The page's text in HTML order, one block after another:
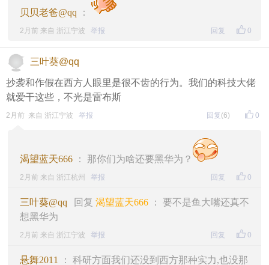
贝贝老爸@qq ：
0
2月前 来自 浙江宁波 举报 回复
三叶葵@qq
抄袭和作假在西方人眼里是很不齿的行为。我们的科技大佬
就爱干这些，不光是雷布斯
0
2月前 来自 浙江宁波 举报 回复 (6)
渴望蓝天666 ： 那你们为啥还要黑华为？
0
2月前 来自 浙江杭州 举报 回复
三叶葵@qq 回复 渴望蓝天666 ： 要不是鱼大嘴还真不
想黑华为
0
2月前 来自 浙江宁波 举报 回复
悬舞2011 ： 科研方面我们还没到西方那种实力,也没那